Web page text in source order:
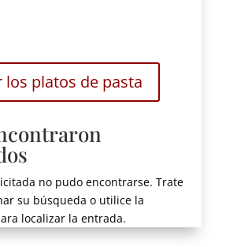
los platos de pasta
no pudo encontrarse. Trate
su búsqueda o utilice la
localizar la entrada.